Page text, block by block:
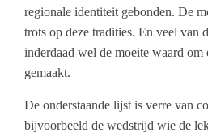
regionale identiteit gebonden. De
trots op deze tradities. En veel van
inderdaad wel de moeite waard om
gemaakt.
De onderstaande lijst is verre van
bijvoorbeeld de wedstrijd wie de